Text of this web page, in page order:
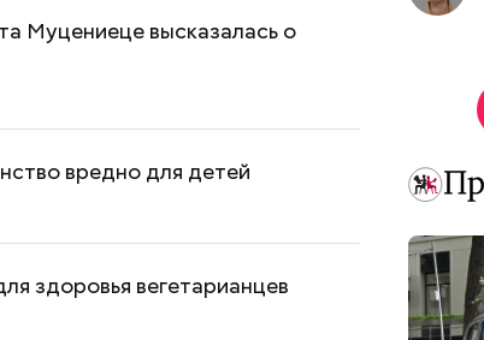
Муцениеце высказалась о
вредно для детей
здоровья вегетарианцев